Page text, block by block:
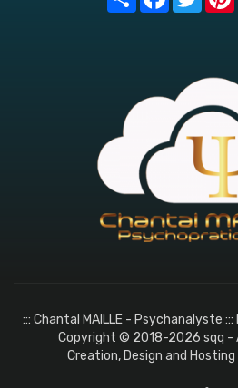
::: Chantal MAILLE - Psychanalyste :::
Copyright © 2018-2026 sqq -
Creation, Design and Hosting